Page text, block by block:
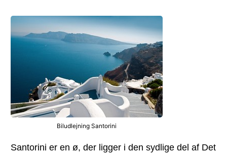
Biludlejning Santorini
Santorini er en ø, der ligger i den sydlige del af Det